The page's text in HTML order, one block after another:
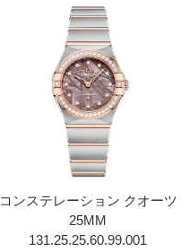
コンステレーション クオーツ
25MM
131.25.25.60.99.00 1